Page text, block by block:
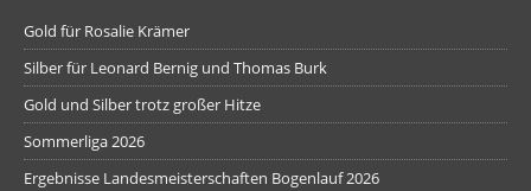
Gold für Rosalie Krämer
Silber für Leonard Bernig und Thomas Burk
Gold und Silber trotz großer Hitze
Sommerliga 2026
Ergebnisse Landesmeisterschaften Bogenlauf 2026